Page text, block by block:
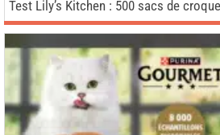
Test Lily’s Kitchen : 500 sacs de